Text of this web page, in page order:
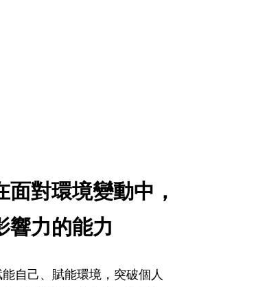
對環境變動中，
力的能力
自己、賦能環境， 突破個人